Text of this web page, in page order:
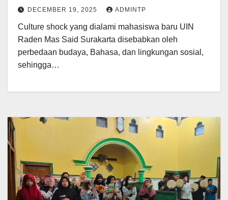
Mas Said Surakarta yang
Mengalami Culture Shock
DECEMBER 19, 2025 ADMINTP
Culture shock yang dialami mahasiswa baru UIN
Raden Mas Said Surakarta disebabkan oleh
perbedaan budaya, Bahasa, dan lingkungan sosial,
sehingga…